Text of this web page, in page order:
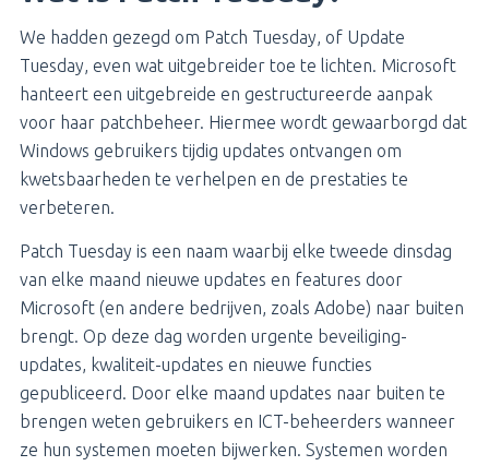
We hadden gezegd om Patch Tuesday, of Update
Tuesday, even wat uitgebreider toe te lichten. Microsoft
hanteert een uitgebreide en gestructureerde aanpak
voor haar patchbeheer. Hiermee wordt gewaarborgd dat
Windows gebruikers tijdig updates ontvangen om
kwetsbaarheden te verhelpen en de prestaties te
verbeteren.
Patch Tuesday is een naam waarbij elke tweede dinsdag
van elke maand nieuwe updates en features door
Microsoft (en andere bedrijven, zoals Adobe) naar buiten
brengt. Op deze dag worden urgente beveiliging-
updates, kwaliteit-updates en nieuwe functies
gepubliceerd. Door elke maand updates naar buiten te
brengen weten gebruikers en ICT-beheerders wanneer
ze hun systemen moeten bijwerken. Systemen worden